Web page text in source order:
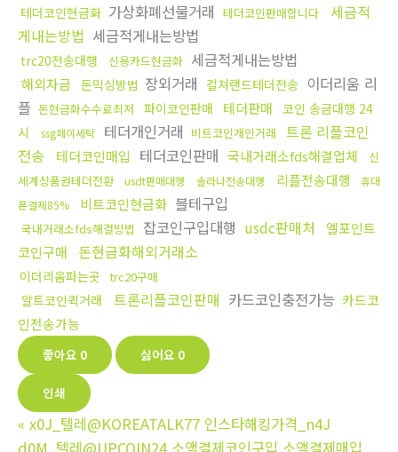
테더코인현금화 가상화폐선물거래 테더코인판매합니다
세금적
게내는방법 세금적게내는방법
trc20전송대행 신용카드현금화 세금적게내는방법
해외자금 돈믹싱방법 장외거래 컬쳐랜드테더전송 이더리움 리
플 돈현금화수수료최저 파이코인판매 테더판매 코인 송금대행 24
시
ssg페이세탁 테더개인거래 비트코인개인거래
트론 리플코인
전송
테더코인매입 테더코인판매 국내거래소fds해결업체
신
세계상품권테더전환
usdt판매대행 솔라나전송대행 리플전송대행
휴대
폰결제85%
비트코인현금화 블테구입
국내거래소fds해결방법 잡코인구입대행 usdc판매처
엘포인트
코인구매
돈현금화해외거래소
이더리움파는곳 trc20구매
알트코인퀵거래 트론리플코인판매 카드코인충전가능 카드코
인전송가능
좋아요 0 싫어요 0
인쇄
« x0J_텔레@KOREATALK77 인스타해킹가격_n4J